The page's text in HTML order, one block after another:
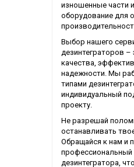
изношенные части
оборудование для
Выбор нашего
дезинтеграторов –
качества,
надежности. Мы
типами
индивидуальный
проекту.
Не разрешай
останавливать
Обращайся к нам и
профессиональный
дезинтегратора,